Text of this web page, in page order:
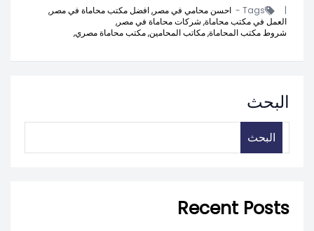
|
Tags - احسن محامي في مصر,افضل مكتب محاماة في مصر,
العمل في مكتب محاماة, شركات محاماة في مصر,
شروط مكتب المحاماة,مكاتب المحامين,مكتب محاماة مصري,
البحث
البحث
Recent Posts